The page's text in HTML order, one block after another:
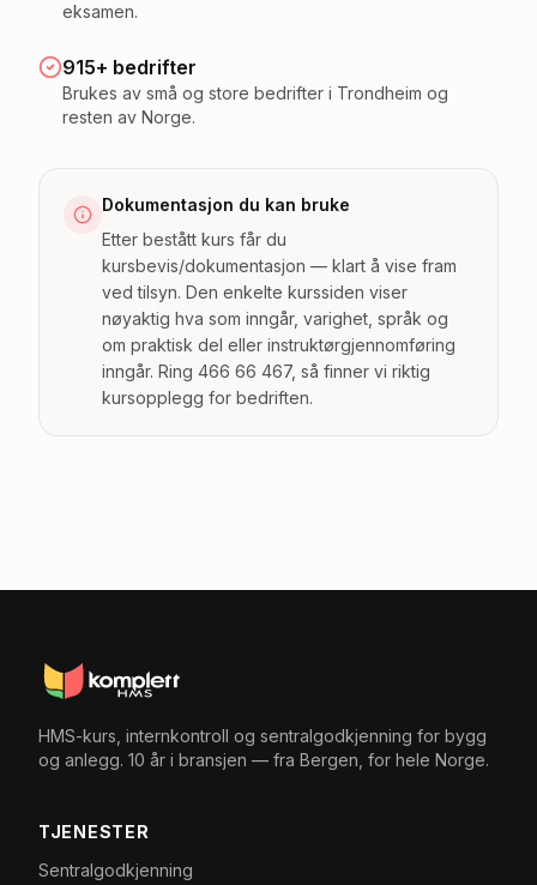
eksamen.
915+ bedrifter
Brukes av små og store bedrifter i Trondheim og
resten av Norge.
Dokumentasjon du kan bruke
Etter bestått kurs får du
kursbevis/dokumentasjon — klart å vise fram
ved tilsyn. Den enkelte kurssiden viser
nøyaktig hva som inngår, varighet, språk og
om praktisk del eller instruktørgjennomføring
inngår. Ring 466 66 467, så finner vi riktig
kursopplegg for bedriften.
HMS-kurs, internkontroll og sentralgodkjenning for bygg
og anlegg. 10 år i bransjen — fra Bergen, for hele Norge.
TJENESTER
Sentralgodkjenning